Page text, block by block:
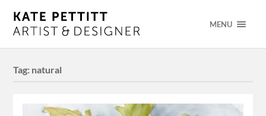
MENU
Tag: natural